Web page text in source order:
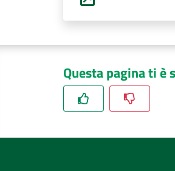
Questa pagina ti è